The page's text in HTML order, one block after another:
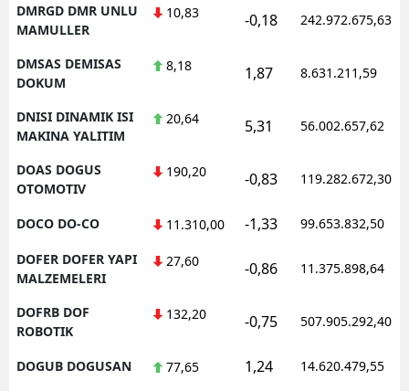
DMRGD DMR UNLU
MAMULLER
10,83 -0,18 242.972.675,63
DMSAS DEMISAS
DOKUM
8,18 1,87 8.631.211,59
DNISI DINAMIK ISI
MAKINA YALITIM
20,64 5,31 56.002.657,62
DOAS DOGUS
OTOMOTIV
190,20 -0,83 119.282.672,30
DOCO DO-CO 11.310,00 -1,33 99.653.832,50
DOFER DOFER YAPI
MALZEMELERI
27,60 -0,86 11.375.898,64
DOFRB DOF
ROBOTIK
132,20 -0,75 507.905.292,40
DOGUB DOGUSAN 77,65 1,24 14.620.479,55